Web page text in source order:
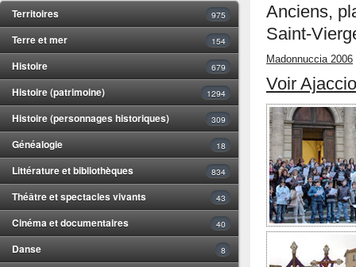
Territoires 975
Terre et mer 154
Histoire 679
Histoire (patrimoine) 1294
Histoire (personnages historiques) 309
Généalogie 18
Littérature et bibliothèques 834
Théâtre et spectacles vivants 43
Cinéma et documentaires 40
Danse 8
Anciens,
Saint-
Madonnuccia 2006
Voir Ajaccio